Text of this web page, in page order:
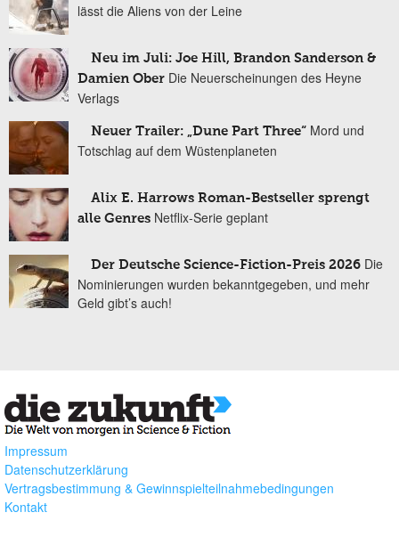
lässt die Aliens von der Leine
Neu im Juli: Joe Hill, Brandon Sanderson &
Damien Ober Die Neuerscheinungen des Heyne
Verlags
Neuer Trailer: „Dune Part Three“ Mord und
Totschlag auf dem Wüstenplaneten
Alix E. Harrows Roman-Bestseller sprengt
alle Genres Netflix-Serie geplant
Der Deutsche Science-Fiction-Preis 2026 Die
Nominierungen wurden bekanntgegeben, und mehr
Geld gibt’s auch!
Impressum
Datenschutzerklärung
Vertragsbestimmung & Gewinnspielteilnahmebedingungen
Kontakt